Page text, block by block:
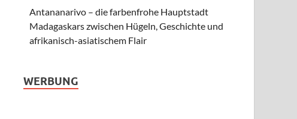
Antananarivo – die farbenfrohe Hauptstadt
Madagaskars zwischen Hügeln, Geschichte und
afrikanisch-asiatischem Flair
WERBUNG